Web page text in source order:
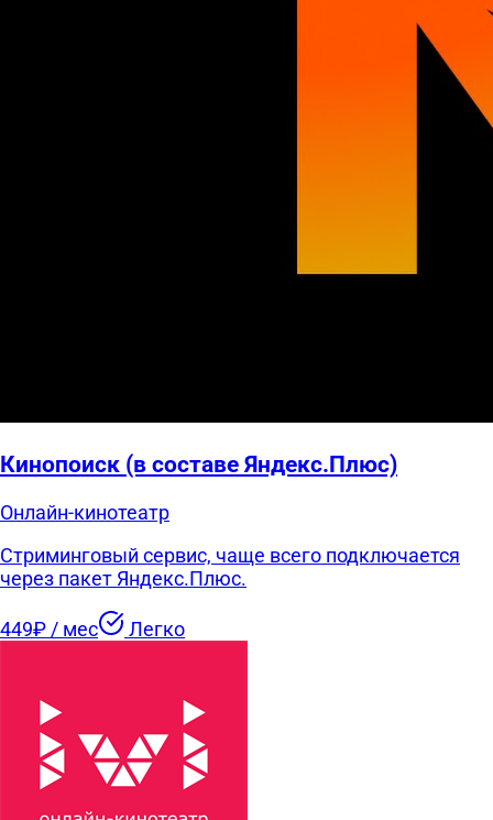
Кинопоиск (в составе Яндекс.Плюс)
Онлайн-кинотеатр
Стриминговый сервис, чаще всего подключается
через пакет Яндекс.Плюс.
449₽ / мес Легко